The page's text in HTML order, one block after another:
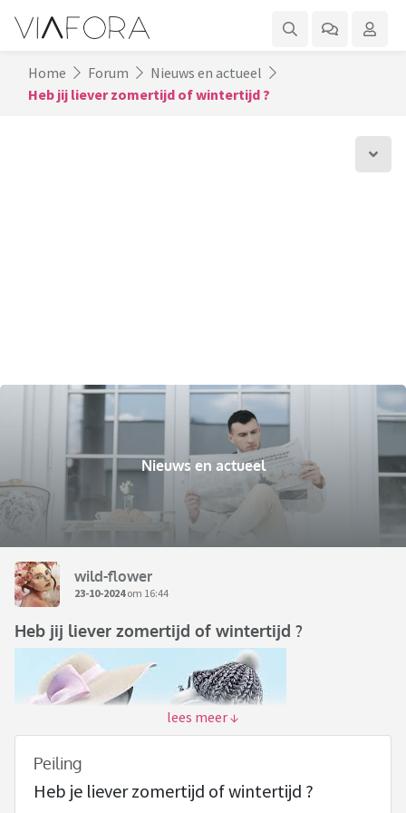
Home Forum
Nieuws en actueel
Heb jij liever zomertijd of wintertijd ?
Nieuws en actueel
wild-flower
23-10-2024om 16:44
Heb jij liever zomertijd of wintertijd ?
Peiling
Heb je liever zomertijd of wintertijd ?